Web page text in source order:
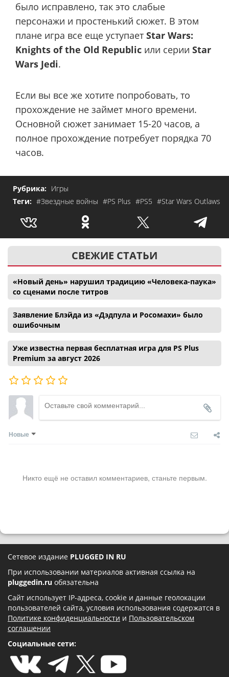
было исправлено, так это слабые
персонажи и простенький сюжет. В этом
плане игра все еще уступает Star Wars:
Knights of the Old Republic или серии Star
Wars Jedi.
Если вы все же хотите попробовать, то
прохождение не займет много времени.
Основной сюжет занимает 15-20 часов, а
полное прохождение потребует порядка 70
часов.
Рубрика: Игры
Теги: #Звездные войны #PS Plus #PS5 #Star Wars Outlaws
СВЕЖИЕ СТАТЬИ
«Новый день» нарушил традицию «Человека-паука»
со сценами после титров
Заявление Блэйда из «Дэдпула и Росомахи» было
ошибочным
Уже известна первая бесплатная игра для PS Plus
Premium за август 2026
Новые
Никто ещё не оставил комментариев, станьте первым.
Сетевое издание PLUGGED IN RU
При использовании материалов активная ссылка на
pluggedin.ru обязательна
Сайт использует IP-адреса, cookie и данные геолокации
пользователей сайта, условия использования содержатся в
Политике конфиденциальности и Пользовательском
соглашении
Социальные сети: